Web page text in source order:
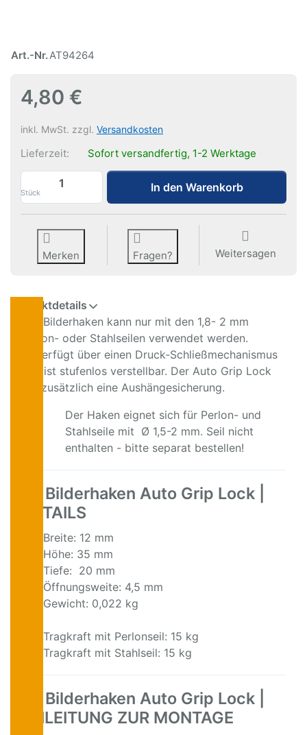
Art.-Nr.AT94264
4,80 €
inkl. MwSt. zzgl. Versandkosten
Lieferzeit: Sofort versandfertig, 1-2 Werktage
Stück
Auto Grip Lock zu 4,80 €, Menge 1.
In den Warenkorb
Merken Fragen? Weitersagen
Produktdetails
Der Bilderhaken kann nur mit den 1,8- 2 mm
Perlon- oder Stahlseilen verwendet werden.
Er verfügt über einen Druck-Schließmechanismus
und ist stufenlos verstellbar. Der Auto Grip Lock
hat zusätzlich eine Aushängesicherung.
Der Haken eignet sich für Perlon- und
Stahlseile mit Ø 1,5-2 mm. Seil nicht
enthalten - bitte separat bestellen!
Bilderhaken Auto Grip Lock |
DETAILS
Breite: 12 mm
Höhe: 35 mm
Tiefe: 20 mm
Öffnungsweite: 4,5 mm
Gewicht: 0,022 kg
Tragkraft mit Perlonseil: 15 kg
Tragkraft mit Stahlseil: 15 kg
Bilderhaken Auto Grip Lock |
ANLEITUNG ZUR MONTAGE